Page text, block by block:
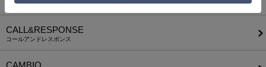
ボディソング
CALL&RESPONSE
コールアンドレスポンス
CAMBIO